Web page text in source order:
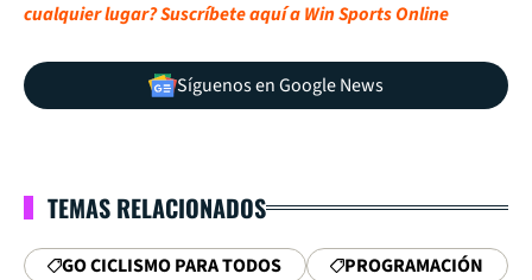
cualquier lugar? Suscríbete aquí a Win Sports Online
Síguenos en Google News
TEMAS RELACIONADOS
GO CICLISMO PARA TODOS PROGRAMACIÓN